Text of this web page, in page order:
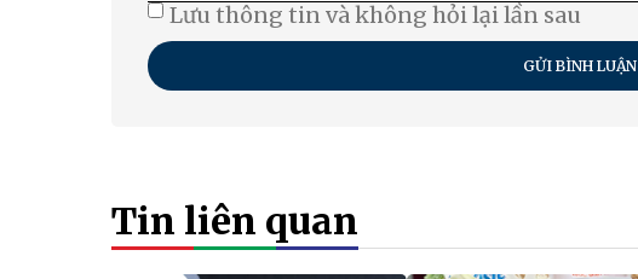
Lưu thông tin và không hỏi lại lần sau
GỬI BÌNH LUẬN
Tin liên quan